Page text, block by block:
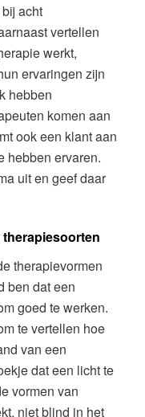
acht
vertellen
werkt,
ervaringen zijn
hebben
komen aan
ook een klant aan
hebben ervaren.
uit en geef daar
therapievormen
ben dat een
goed te werken.
te vertellen hoe
van een
dat een licht te
vormen van
niet blind in het